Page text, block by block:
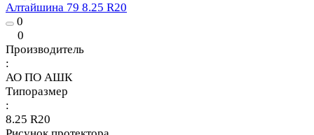
Алтайшина 79 8.25 R20
0
0
Производитель
:
АО ПО АШК
Типоразмер
:
8.25 R20